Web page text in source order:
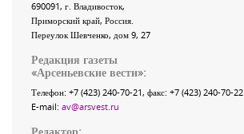
690091, г. Владивосток,
Приморский край, Россия
Переулок Шевченко, дом 9, 27
Редакция газеты
«Арсеньевские вести»:
Телефон: +7 (423) 240-70-21, факс: +7 (423) 240-70-22
E-mail: av@arsvest.ru